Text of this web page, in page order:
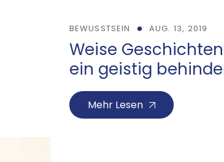
BEWUSSTSEIN AUG. 13, 2019
Weise
ein geistig
Mehr Lesen